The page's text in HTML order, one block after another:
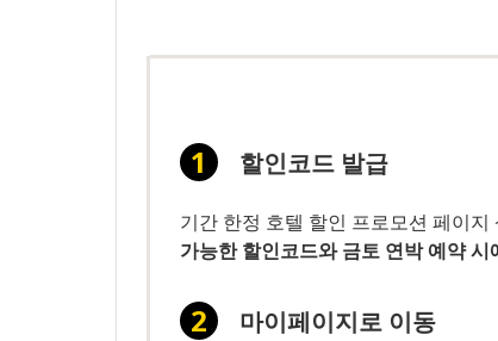
할인코드 발급
기간 한정 호텔 할인 프로모션 페이지
가능한 할인코드와 금토 연박 예약
마이페이지로 이동